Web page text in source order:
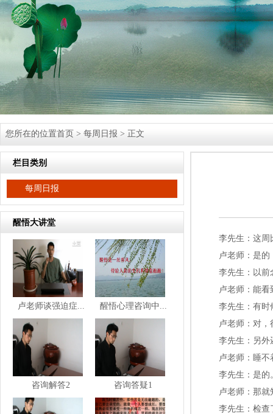
您所在的位置首页 > 每周日报 > 正文
栏目类别
每周日报
醒悟大讲堂
卢老师谈强迫症... 醒悟心理咨询中...
咨询解答2 咨询答疑1
李先生：这周
卢老师：是
李先生：以前
卢老师：能看
李先生：有时
卢老师：对
李先生：另外
卢老师：睡
李先生：是的
卢老师：那
李先生：检查